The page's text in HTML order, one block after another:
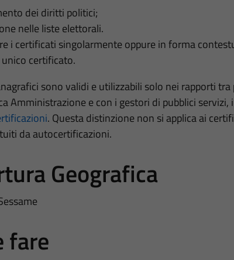
dei diritti politici;
nelle liste elettorali.
i certificati singolarmente oppure in forma
certificato.
sono validi e utilizzabili solo nei rapporti
Amministrazione e con i gestori di pubblici
. Questa distinzione non si applica ai
da autocertificazioni.
Geografica
fare